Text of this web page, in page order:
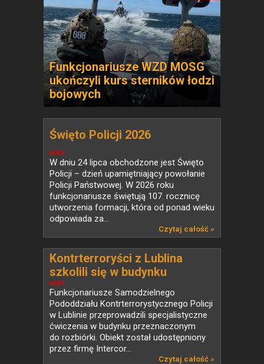
Funkcjonariusze WZD MOSG
ukończyli kurs sterników łodzi
bojowych
NEWS
Święto Policji 2026
W dniu 24 lipca obchodzone jest Święto
Policji – dzień upamiętniający powołanie
Policji Państwowej. W 2026 roku
funkcjonariusze świętują 107. rocznicę
utworzenia formacji, która od ponad wieku
odpowiada za...
Czytaj całość »
NEWS
Kontrterroryści z Lublina
szkolili się w budynku
przeznaczonym do rozbiórki
Funkcjonariusze Samodzielnego
Pododdziału Kontrterrorystycznego Policji
w Lublinie przeprowadzili specjalistyczne
ćwiczenia w budynku przeznaczonym
do rozbiórki. Obiekt został udostępniony
przez firmę Intercor...
Czytaj całość »